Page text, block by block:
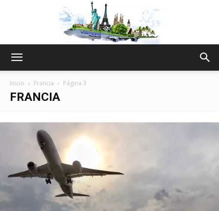
Inicio Francia Página 3
FRANCIA